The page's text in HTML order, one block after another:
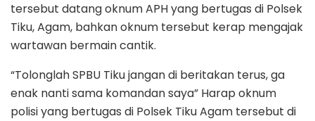
tersebut datang oknum APH yang bertugas di Polsek
Tiku, Agam, bahkan oknum tersebut kerap mengajak
wartawan bermain cantik.
“Tolonglah SPBU Tiku jangan di beritakan terus, ga
enak nanti sama komandan saya” Harap oknum
polisi yang bertugas di Polsek Tiku Agam tersebut di